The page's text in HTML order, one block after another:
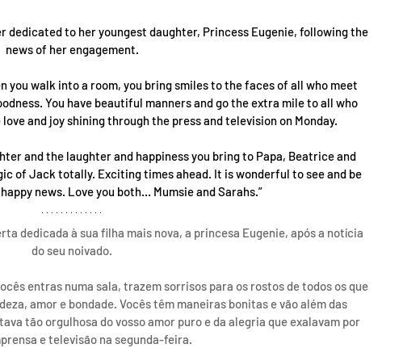
dedicated to her youngest daughter, Princess Eugenie, following the
news of her engagement.
you walk into a room, you bring smiles to the faces of all who meet
You have beautiful manners and go the extra mile to all who
and joy shining through the press and television on Monday.
and the laughter and happiness you bring to Papa, Beatrice and
of Jack totally. Exciting times ahead. It is wonderful to see and be
news. Love you both… Mumsie and Sarahs.”
dedicada à sua filha mais nova, a princesa Eugenie, após a notícia
do seu noivado.
entras numa sala, trazem sorrisos para os rostos de todos os que
amor e bondade. Vocês têm maneiras bonitas e vão além das
tão orgulhosa do vosso amor puro e da alegria que exalavam por
e televisão na segunda-feira.